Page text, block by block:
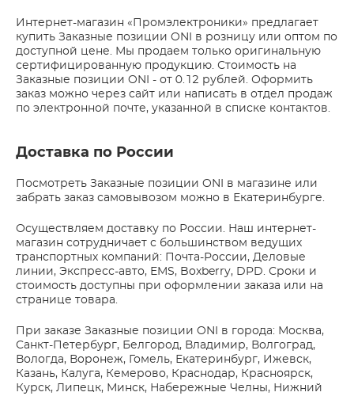
Интернет-магазин «Промэлектроники» предлагает
купить Заказные позиции ONI в розницу или оптом по
доступной цене. Мы продаем только оригинальную
сертифицированную продукцию. Стоимость на
Заказные позиции ONI - от 0.12 рублей. Оформить
заказ можно через сайт или написать в отдел продаж
по электронной почте, указанной в списке контактов.
Доставка по России
Посмотреть Заказные позиции ONI в магазине или
забрать заказ самовывозом можно в Екатеринбурге.
Осуществляем доставку по России. Наш интернет-
магазин сотрудничает с большинством ведущих
транспортных компаний: Почта-России, Деловые
линии, Экспресс-авто, EMS, Boxberry, DPD. Сроки и
стоимость доступны при оформлении заказа или на
странице товара.
При заказе Заказные позиции ONI в города: Москва,
Санкт-Петербург, Белгород, Владимир, Волгоград,
Вологда, Воронеж, Гомель, Екатеринбург, Ижевск,
Казань, Калуга, Кемерово, Краснодар, Красноярск,
Курск, Липецк, Минск, Набережные Челны, Нижний